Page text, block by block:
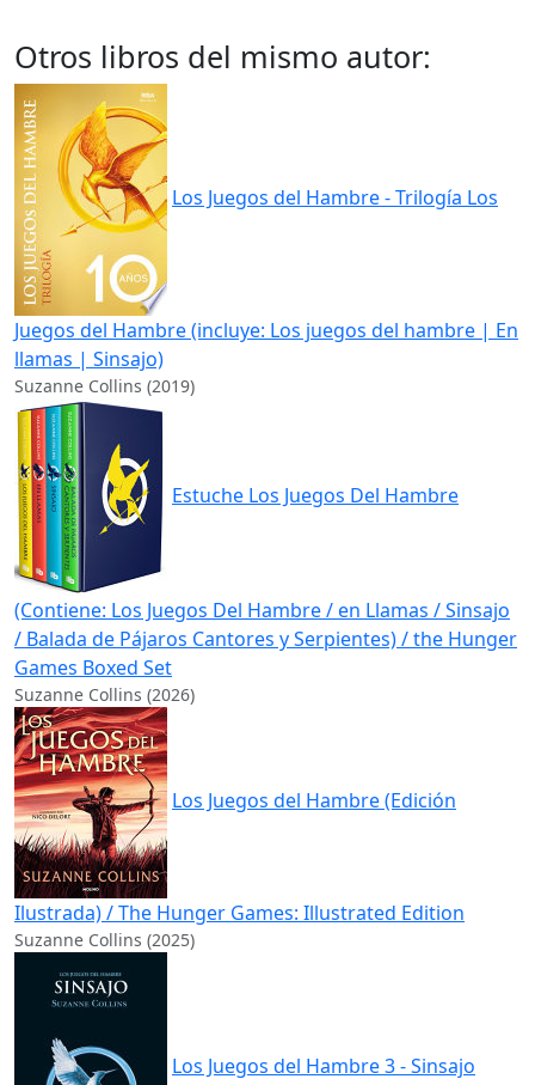
Otros libros del mismo autor:
Los Juegos del Hambre - Trilogía Los
Juegos del Hambre (incluye: Los juegos del hambre | En
llamas | Sinsajo)
Suzanne Collins (2019)
Estuche Los Juegos Del Hambre
(Contiene: Los Juegos Del Hambre / en Llamas / Sinsajo
/ Balada de Pájaros Cantores y Serpientes) / the Hunger
Games Boxed Set
Suzanne Collins (2026)
Los Juegos del Hambre (Edición
Ilustrada) / The Hunger Games: Illustrated Edition
Suzanne Collins (2025)
Los Juegos del Hambre 3 - Sinsajo